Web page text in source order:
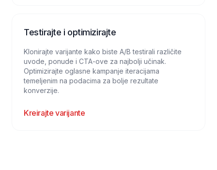
Testirajte i optimizirajte
Klonirajte varijante kako biste A/B testirali različite
uvode, ponude i CTA-ove za najbolji učinak.
Optimizirajte oglasne kampanje iteracijama
temeljenim na podacima za bolje rezultate
konverzije.
Kreirajte varijante